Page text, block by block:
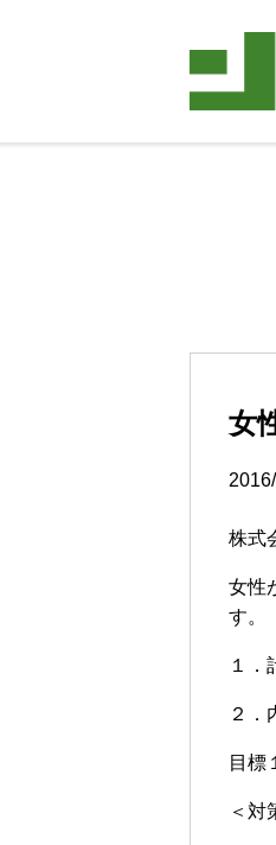
女
株式
女性
す。
１
２．
目標
＜対